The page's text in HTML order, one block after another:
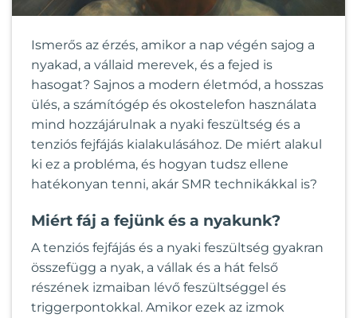
Ismerős az érzés, amikor a nap végén sajog a
nyakad, a vállaid merevek, és a fejed is
hasogat? Sajnos a modern életmód, a hosszas
ülés, a számítógép és okostelefon használata
mind hozzájárulnak a nyaki feszültség és a
tenziós fejfájás kialakulásához. De miért alakul
ki ez a probléma, és hogyan tudsz ellene
hatékonyan tenni, akár SMR technikákkal is?
Miért fáj a fejünk és a nyakunk?
A tenziós fejfájás és a nyaki feszültség gyakran
összefügg a nyak, a vállak és a hát felső
részének izmaiban lévő feszültséggel és
triggerpontokkal. Amikor ezek az izmok